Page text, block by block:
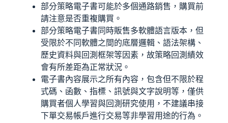
部分策略電子書可能於多個通路銷售，購買前
請注意是否重複購買。
部分策略電子書同時販售多軟體語言版本，但
受限於不同軟體之間的底層邏輯、語法架構、
歷史資料與回測框架等因素，故策略回測績效
會有所差距為正常狀況。
電子書內容展示之所有內容，包含但不限於程
式碼、函數、指標、訊號與文字說明等，僅供
購買者個人學習與回測研究使用，不建議串接
下單交易帳戶進行交易等非學習用途的行為。